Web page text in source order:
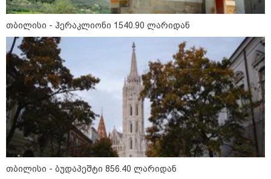
09:52 / 07-08-2026
მიიღო თუ არა გამოძიებამ "მეტასგან"
რაიმე მონაცემები? - რას პასუხობს
კითხვაზე ნია იმნაძის ადვოკატი
"დასრულდა 9-თვიანი კოშმარი
თბილისი - ჰერაკლიონი 1540.90 ლარიდან
თბილისი - ბუდაპეშტი 856.40 ლარიდან